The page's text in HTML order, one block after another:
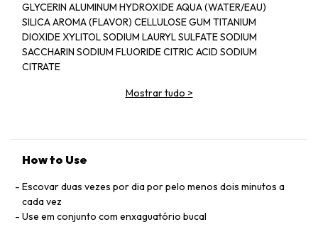
GLYCERIN ALUMINUM HYDROXIDE AQUA (WATER/EAU)
SILICA AROMA (FLAVOR) CELLULOSE GUM TITANIUM
DIOXIDE XYLITOL SODIUM LAURYL SULFATE SODIUM
SACCHARIN SODIUM FLUORIDE CITRIC ACID SODIUM
CITRATE
Mostrar tudo >
How to Use
Escovar duas vezes por dia por pelo menos dois minutos a
cada vez
Use em conjunto com enxaguatório bucal